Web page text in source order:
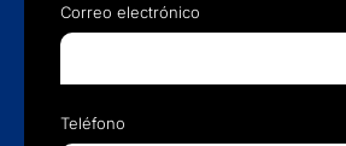
Correo electrónico
Teléfono